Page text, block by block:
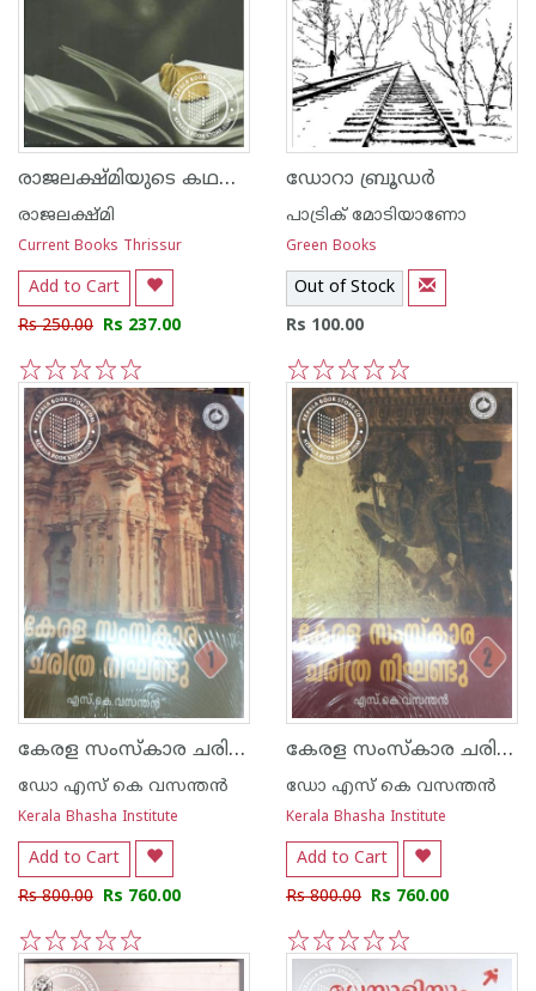
രാജലക്ഷ്‌മിയുടെ കഥകള്‍
രാജലക്ഷ്മി
Current Books Thrissur
Add to Cart
Rs 250.00 Rs 237.00
5
4
3
2
1
ഡോറാ ബ്രൂഡര്‍
പാട്രിക് മോടിയാണോ
Green Books
Out of Stock
Rs 100.00
5
4
3
2
1
കേരള സംസ്കാര ചരിത്ര നിഘണ്ടു-1
ഡോ എസ് കെ വസന്തന്‍
Kerala Bhasha Institute
Add to Cart
Rs 800.00 Rs 760.00
5
4
3
2
1
കേരള സംസ്കാര ചരിത്ര നിഘണ്ടു - 2
ഡോ എസ് കെ വസന്തന്‍
Kerala Bhasha Institute
Add to Cart
Rs 800.00 Rs 760.00
5
4
3
2
1